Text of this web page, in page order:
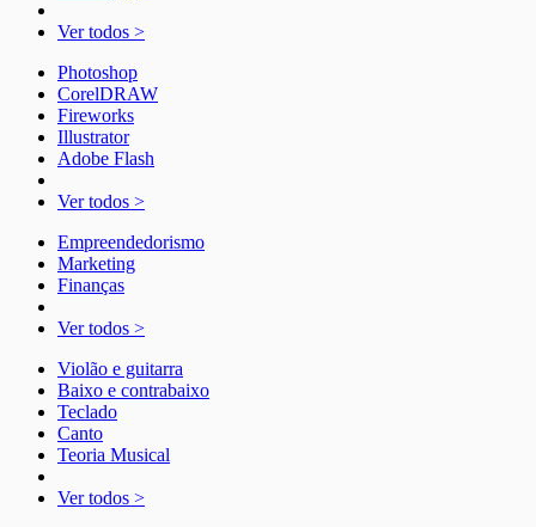
Ver todos >
Photoshop
CorelDRAW
Fireworks
Illustrator
Adobe Flash
Ver todos >
Empreendedorismo
Marketing
Finanças
Ver todos >
Violão e guitarra
Baixo e contrabaixo
Teclado
Canto
Teoria Musical
Ver todos >